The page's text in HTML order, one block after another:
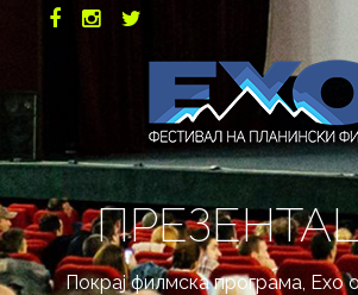
Покрај филмска програма, Ехо